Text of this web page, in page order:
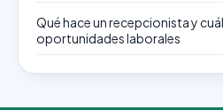
Qué hace un recepcionista y
oportunidades laborales